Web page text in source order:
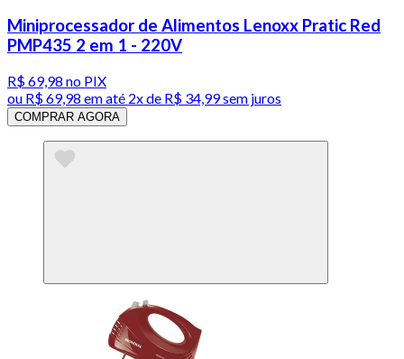
Miniprocessador de Alimentos Lenoxx Pratic Red
PMP435 2 em 1 - 220V
R$ 69,98 no PIX
ou R$ 69,98 em até 2x de R$ 34,99 sem juros
COMPRAR AGORA